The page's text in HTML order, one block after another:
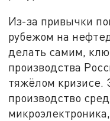
Из-за привычки
рубежом на
делать самим,
производства
тяжёлом кризисе.
производство